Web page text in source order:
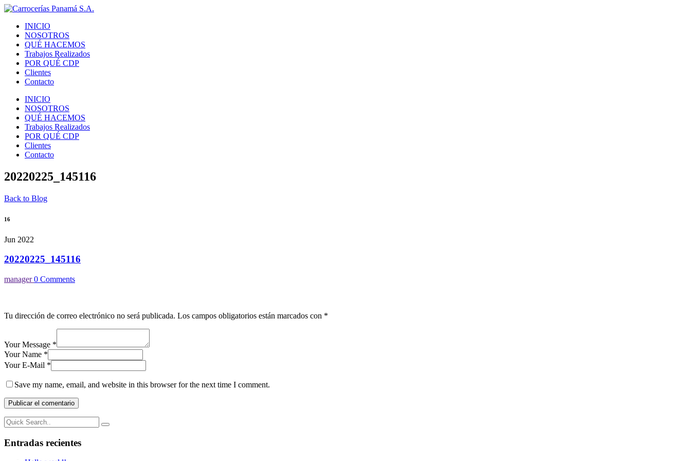
INICIO
NOSOTROS
QUÉ HACEMOS
Trabajos Realizados
POR QUÉ CDP
Clientes
Contacto
INICIO
NOSOTROS
QUÉ HACEMOS
Trabajos Realizados
POR QUÉ CDP
Clientes
Contacto
20220225_145116
Back to Blog
16
Jun 2022
20220225_145116
manager0 Comments
Tu dirección de correo electrónico no será publicada. Los campos obligatorios están marcados con *
Your Message *
Your Name *
Your E-Mail *
Save my name, email, and website in this browser for the next time I comment.
Entradas recientes